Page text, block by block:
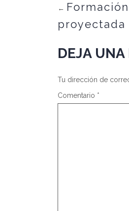
←
proyectada
DEJA UNA
Tu dirección de
Comentario *